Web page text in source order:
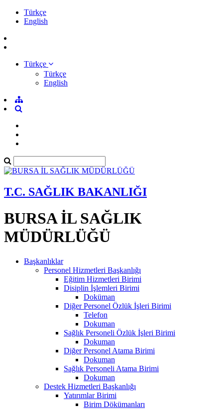
Türkçe
English
Türkçe
Türkçe
English
T.C. SAĞLIK BAKANLIĞI
BURSA İL SAĞLIK
MÜDÜRLÜĞÜ
Başkanlıklar
Personel Hizmetleri Başkanlığı
Eğitim Hizmetleri Birimi
Disiplin İşlemleri Birimi
Doküman
Diğer Personel Özlük İşleri Birimi
Telefon
Dokuman
Sağlık Personeli Özlük İşleri Birimi
Dokuman
Diğer Personel Atama Birimi
Dokuman
Sağlık Personeli Atama Birimi
Dokuman
Destek Hizmetleri Başkanlığı
Yatırımlar Birimi
Birim Dökümanları